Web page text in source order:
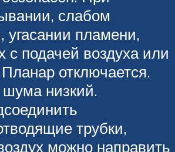
слабом
угасании пламени,
с подачей воздуха или
отключается.
низкий.
трубки,
можно направить